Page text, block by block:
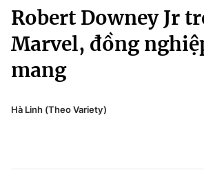
Chuyên mục
Chính trị
Xã hội
Pháp luật
Kinh tế
Thể thao
Truyền hình
Văn hóa - Giải trí
Y tế
Công nghệ
Robert Downey Jr
Marvel, đồng
mang
Hà Linh (Theo Variety)